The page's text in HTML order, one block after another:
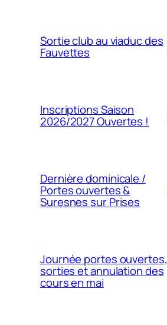
Sortie club au viaduc des
Fauvettes
Inscriptions Saison
2026/2027 Ouvertes !
Dernière dominicale /
Portes ouvertes &
Suresnes sur Prises
Journée portes ouvertes,
sorties et annulation des
cours en mai